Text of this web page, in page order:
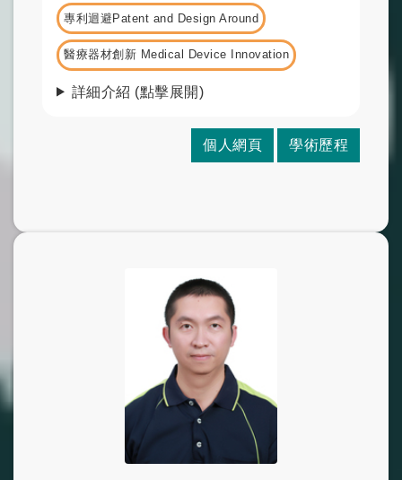
專利迴避Patent and Design Around
醫療器材創新 Medical Device Innovation
詳細介紹 (點擊展開)
個人網頁 學術歷程